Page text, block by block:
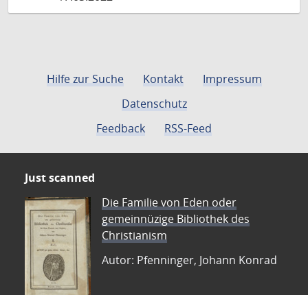
Hilfe zur Suche Kontakt
Impressum
Datenschutz
Feedback
RSS-Feed
Just scanned
Die Familie von Eden oder
gemeinnüzige Bibliothek des
Christianism
Autor: Pfenninger, Johann Konrad